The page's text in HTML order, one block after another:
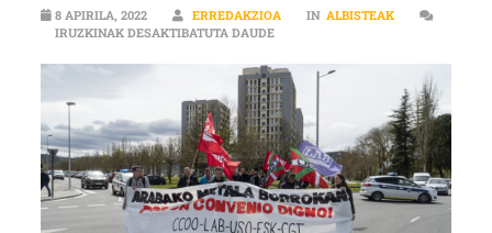
8 APIRILA, 2022 ERREDAKZIOA IN ALBISTEAK
IRUZKINAK DESAKTIBATUTA DAUDELANUZTEAK EGIN DITUZTE